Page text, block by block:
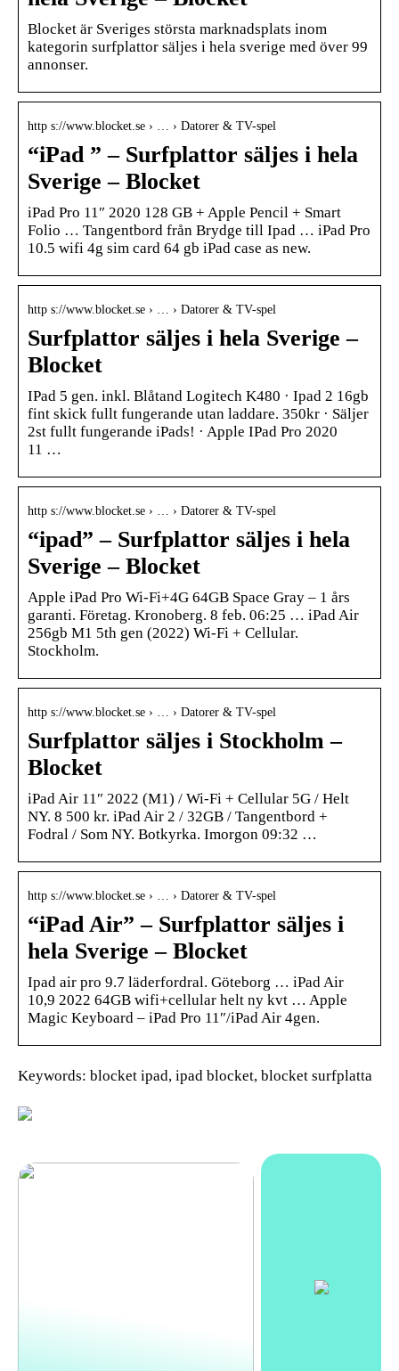
Blocket är Sveriges största marknadsplats inom
kategorin surfplattor säljes i hela sverige med över 99
annonser.
http s://www.blocket.se › … › Datorer & TV-spel
“iPad ” – Surfplattor säljes i hela
Sverige – Blocket
iPad Pro 11″ 2020 128 GB + Apple Pencil + Smart
Folio … Tangentbord från Brydge till Ipad … iPad Pro
10.5 wifi 4g sim card 64 gb iPad case as new.
http s://www.blocket.se › … › Datorer & TV-spel
Surfplattor säljes i hela Sverige –
Blocket
IPad 5 gen. inkl. Blåtand Logitech K480 · Ipad 2 16gb
fint skick fullt fungerande utan laddare. 350kr · Säljer
2st fullt fungerande iPads! · Apple IPad Pro 2020
11 …
http s://www.blocket.se › … › Datorer & TV-spel
“ipad” – Surfplattor säljes i hela
Sverige – Blocket
Apple iPad Pro Wi-Fi+4G 64GB Space Gray – 1 års
garanti. Företag. Kronoberg. 8 feb. 06:25 … iPad Air
256gb M1 5th gen (2022) Wi-Fi + Cellular.
Stockholm.
http s://www.blocket.se › … › Datorer & TV-spel
Surfplattor säljes i Stockholm –
Blocket
iPad Air 11″ 2022 (M1) / Wi-Fi + Cellular 5G / Helt
NY. 8 500 kr. iPad Air 2 / 32GB / Tangentbord +
Fodral / Som NY. Botkyrka. Imorgon 09:32 …
http s://www.blocket.se › … › Datorer & TV-spel
“iPad Air” – Surfplattor säljes i
hela Sverige – Blocket
Ipad air pro 9.7 läderfordral. Göteborg … iPad Air
10,9 2022 64GB wifi+cellular helt ny kvt … Apple
Magic Keyboard – iPad Pro 11″/iPad Air 4gen.
Keywords: blocket ipad, ipad blocket, blocket surfplatta